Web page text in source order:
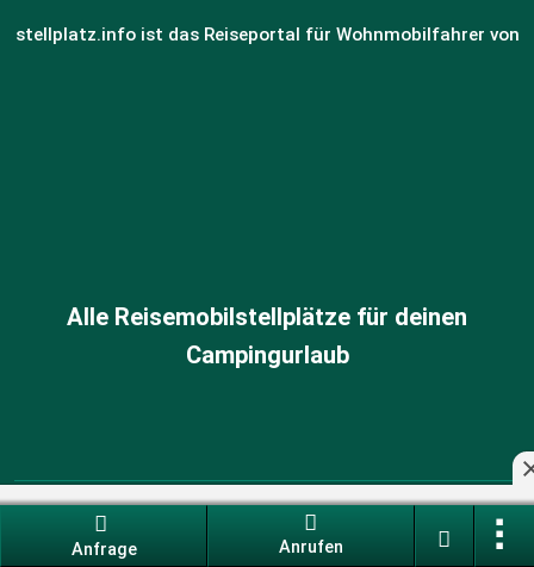
Anfrage Anrufen
stellplatz.info ist das Reiseportal für Wohnmobilfahrer von
Alle Reisemobilstellplätze für deinen
Campingurlaub
Datenschutz-Einstellungen